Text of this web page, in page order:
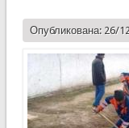
Опубликована: 26/